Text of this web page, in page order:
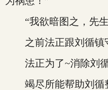
“我欲暗图之，先生
之前法正跟刘循镇
法正为了~消除刘循
竭尽所能帮助刘循